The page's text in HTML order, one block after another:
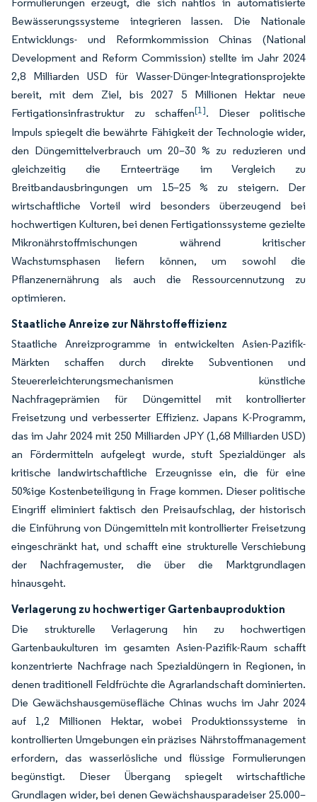
Bewässerungssysteme integrieren lassen. Die Nationale
Entwicklungs- und Reformkommission Chinas (National
Development and Reform Commission) stellte im Jahr 2024
2,8 Milliarden USD für Wasser-Dünger-Integrationsprojekte
bereit, mit dem Ziel, bis 2027 5 Millionen Hektar neue
Fertigationsinfrastruktur zu schaffen[1]. Dieser politische
Impuls spiegelt die bewährte Fähigkeit der Technologie wider,
den Düngemittelverbrauch um 20–30 % zu reduzieren und
gleichzeitig die Ernteerträge im Vergleich zu
Breitbandausbringungen um 15–25 % zu steigern. Der
wirtschaftliche Vorteil wird besonders überzeugend bei
hochwertigen Kulturen, bei denen Fertigationssysteme gezielte
Mikronährstoffmischungen während kritischer
Wachstumsphasen liefern können, um sowohl die
Pflanzenernährung als auch die Ressourcennutzung zu
optimieren.
Staatliche Anreize zur Nährstoffeffizienz
Staatliche Anreizprogramme in entwickelten Asien-Pazifik-
Märkten schaffen durch direkte Subventionen und
Steuererleichterungsmechanismen künstliche
Nachfrageprämien für Düngemittel mit kontrollierter
Freisetzung und verbesserter Effizienz. Japans K-Programm,
das im Jahr 2024 mit 250 Milliarden JPY (1,68 Milliarden USD)
an Fördermitteln aufgelegt wurde, stuft Spezialdünger als
kritische landwirtschaftliche Erzeugnisse ein, die für eine
50%ige Kostenbeteiligung in Frage kommen. Dieser politische
Eingriff eliminiert faktisch den Preisaufschlag, der historisch
die Einführung von Düngemitteln mit kontrollierter Freisetzung
eingeschränkt hat, und schafft eine strukturelle Verschiebung
der Nachfragemuster, die über die Marktgrundlagen
hinausgeht.
Verlagerung zu hochwertiger Gartenbauproduktion
Die strukturelle Verlagerung hin zu hochwertigen
Gartenbaukulturen im gesamten Asien-Pazifik-Raum schafft
konzentrierte Nachfrage nach Spezialdüngern in Regionen, in
denen traditionell Feldfrüchte die Agrarlandschaft dominierten.
Die Gewächshausgemüsefläche Chinas wuchs im Jahr 2024
auf 1,2 Millionen Hektar, wobei Produktionssysteme in
kontrollierten Umgebungen ein präzises Nährstoffmanagement
erfordern, das wasserlösliche und flüssige Formulierungen
begünstigt. Dieser Übergang spiegelt wirtschaftliche
Grundlagen wider, bei denen Gewächshausparadeiser 25.000–